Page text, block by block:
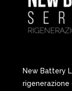
New Battery
rigenerazione